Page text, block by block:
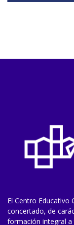
El Centro Educativo
concertado, de
formación integral